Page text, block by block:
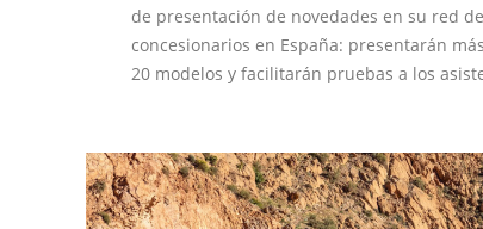
de presentación de novedades en su red de
concesionarios en España: presentarán
20 modelos y facilitarán pruebas a los